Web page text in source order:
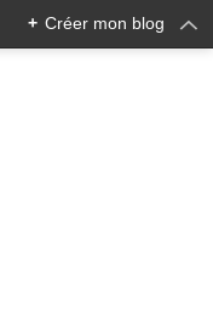
+ Créer mon blog